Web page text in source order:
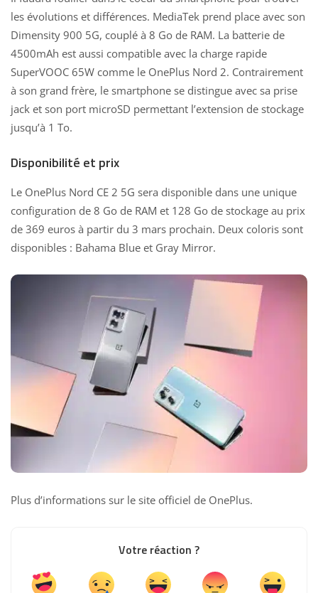
les évolutions et différences. MediaTek prend place avec son
Dimensity 900 5G, couplé à 8 Go de RAM. La batterie de
4500mAh est aussi compatible avec la charge rapide
SuperVOOC 65W comme le OnePlus Nord 2. Contrairement
à son grand frère, le smartphone se distingue avec sa prise
jack et son port microSD permettant l’extension de stockage
jusqu’à 1 To.
Disponibilité et prix
Le OnePlus Nord CE 2 5G sera disponible dans une unique
configuration de 8 Go de RAM et 128 Go de stockage au prix
de 369 euros à partir du 3 mars prochain. Deux coloris sont
disponibles : Bahama Blue et Gray Mirror.
Plus d’informations sur le site officiel de OnePlus.
Votre réaction ?